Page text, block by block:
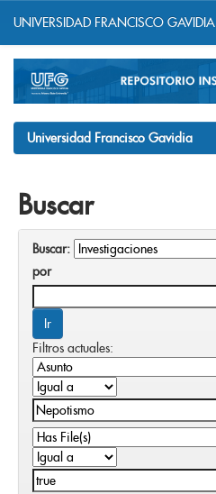
navigation
UNIVERSIDAD FRANCISCO GAVIDIA
Universidad Francisco Gavidia
Buscar
Buscar:
por
Filtros actuales: